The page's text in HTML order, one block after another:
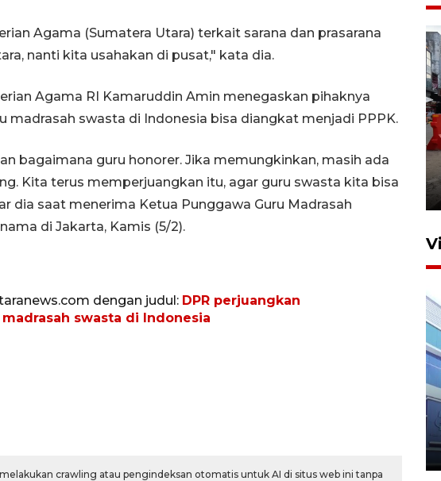
Agama (Sumatera Utara) terkait sarana dan prasarana
nanti kita usahakan di pusat," kata dia.
Agama RI Kamaruddin Amin menegaskan pihaknya
madrasah swasta di Indonesia bisa diangkat menjadi PPPK.
bagaimana guru honorer. Jika memungkinkan, masih ada
Kita terus memperjuangkan itu, agar guru swasta kita bisa
dia saat menerima Ketua Punggawa Guru Madrasah
di Jakarta, Kamis (5/2).
dengan judul: DPR perjuangkan
swasta di Indonesia
crawling atau pengindeksan otomatis untuk AI di situs web ini tanpa
Pelaporan SPT Tahunan di
Sumut
27 April 2026 15:34